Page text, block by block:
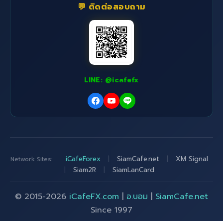
💬 ติดต่อสอบถาม
LINE: @icafefx
Network Sites: iCafeForex SiamCafe.net
XM Signal
Siam2R SiamLanCard
© 2015-2026 iCafeFX.com | อ.บอม | SiamCafe.net
Since 1997